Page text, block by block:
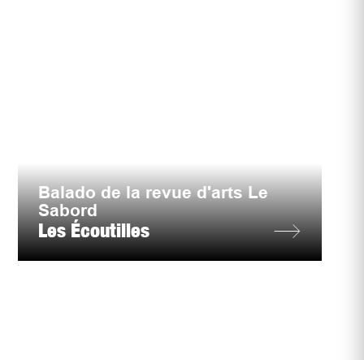
Balado de la revue d'arts Le
Sabord
Les Écoutilles